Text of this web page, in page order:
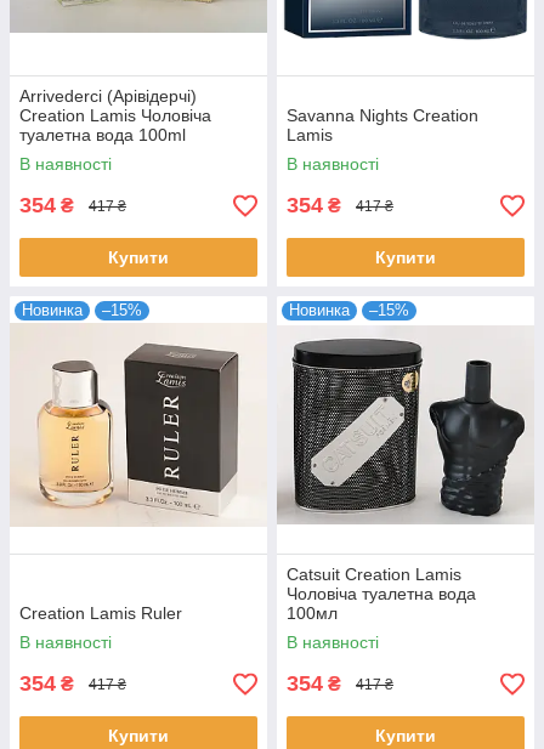
Arrivederci (Арівідерчі)
Creation Lamis Чоловіча
туалетна вода 100ml
В наявності
354 ₴ 417 ₴
Купити
Savanna Nights Creation
Lamis
В наявності
354 ₴ 417 ₴
Купити
Новинка –15%
Creation Lamis Ruler
В наявності
354 ₴ 417 ₴
Купити
Новинка –15%
Catsuit Creation Lamis
Чоловіча туалетна вода
100мл
В наявності
354 ₴ 417 ₴
Купити